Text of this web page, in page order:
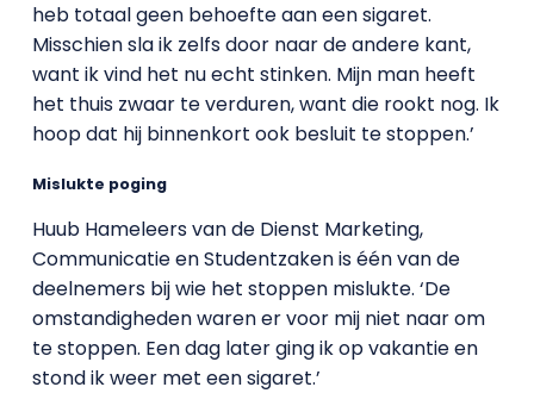
heb totaal geen behoefte aan een sigaret.
Misschien sla ik zelfs door naar de andere kant,
want ik vind het nu echt stinken. Mijn man heeft
het thuis zwaar te verduren, want die rookt nog. Ik
hoop dat hij binnenkort ook besluit te stoppen.’
Mislukte poging
Huub Hameleers van de Dienst Marketing,
Communicatie en Studentzaken is één van de
deelnemers bij wie het stoppen mislukte. ‘De
omstandigheden waren er voor mij niet naar om
te stoppen. Een dag later ging ik op vakantie en
stond ik weer met een sigaret.’